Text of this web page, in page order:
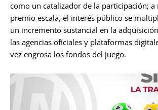
como un catalizador de la participación; a
premio escala, el interés público se
un incremento sustancial en la
las agencias oficiales y plataformas
vez engrosa los fondos del juego.